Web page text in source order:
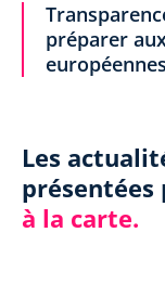
préparer
européennes
Les
présentées
à la carte.